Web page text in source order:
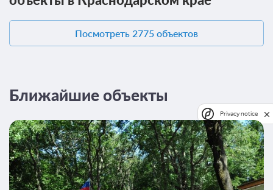
Посмотреть 2775 объектов
Ближайшие объекты
Privacy notice